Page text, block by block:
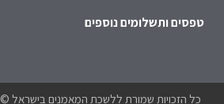
טפסים ותשלומים נוספים
כל הזכויות שמורת ללשכת המאמנים בישראל © 2025 רח’ הצורן 4, נתניה